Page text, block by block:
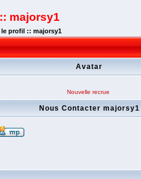
majorsy1
profil :: majorsy1
Avatar
Nouvelle recrue
Nous Contacter majorsy1